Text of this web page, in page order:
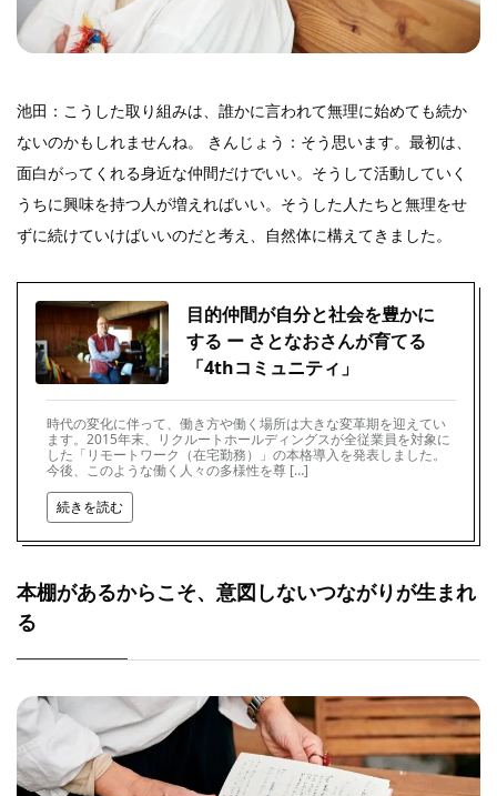
池田：こうした取り組みは、誰かに言われて無理に始めても続か
ないのかもしれませんね。 きんじょう：そう思います。最初は、
面白がってくれる身近な仲間だけでいい。そうして活動していく
うちに興味を持つ人が増えればいい。そうした人たちと無理をせ
ずに続けていけばいいのだと考え、自然体に構えてきました。
目的仲間が自分と社会を豊かに
する ー さとなおさんが育てる
「4thコミュニティ」
時代の変化に伴って、働き方や働く場所は大きな変革期を迎えてい
ます。2015年末、リクルートホールディングスが全従業員を対象に
した「リモートワーク（在宅勤務）」の本格導入を発表しました。
今後、このような働く人々の多様性を尊 […]
続きを読む
本棚があるからこそ、意図しないつながりが生まれ
る